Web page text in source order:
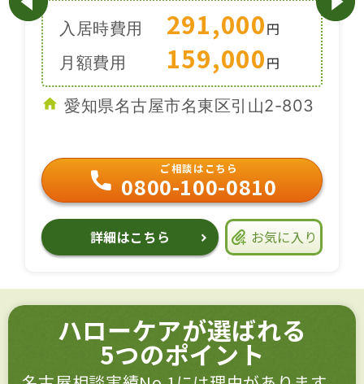
入居時費用 291,000円
月額費用
159,000円
愛知県名古屋市名東区引山2-803
ご相談はこちら
0800-100-0810
詳細はこちら お気に入り
ハローケアが選ばれる
5つのポイント